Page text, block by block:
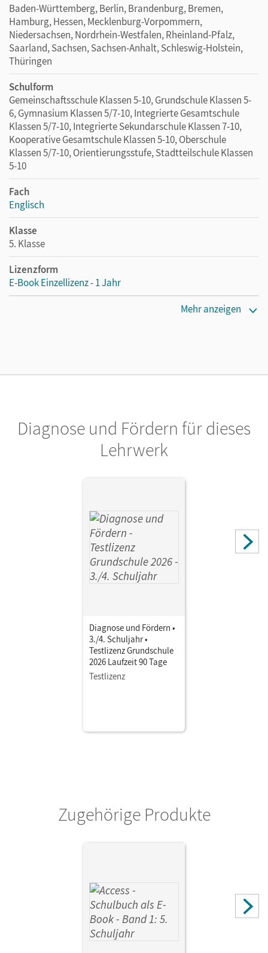
Baden-Württemberg, Berlin, Brandenburg, Bremen,
Hamburg, Hessen, Mecklenburg-Vorpommern,
Niedersachsen, Nordrhein-Westfalen, Rheinland-Pfalz,
Saarland, Sachsen, Sachsen-Anhalt, Schleswig-Holstein,
Thüringen
Schulform
Gemeinschaftsschule Klassen 5-10, Grundschule Klassen 5-
6, Gymnasium Klassen 5/7-10, Integrierte Gesamtschule
Klassen 5/7-10, Integrierte Sekundarschule Klassen 7-10,
Kooperative Gesamtschule Klassen 5-10, Oberschule
Klassen 5/7-10, Orientierungsstufe, Stadtteilschule Klassen
5-10
Fach
Englisch
Klasse
5. Klasse
Lizenzform
E-Book Einzellizenz - 1 Jahr
Privatpersonen, die nur mit dem E-Book arbeiten.
Herausgeber/-in
Mehr anzeigen
Diagnose und Fördern für dieses
Lehrwerk
Diagnose und Fördern •
3./4. Schuljahr •
Testlizenz Grundschule
2026 Laufzeit 90 Tage
Testlizenz
Zugehörige Produkte